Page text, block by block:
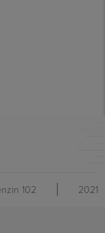
102 2021